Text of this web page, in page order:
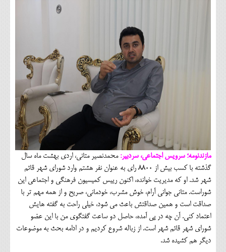
مازندنومه؛ سرویس اجتماعی، سردبیر: محمدنصیر متانی، اردی بهشت ماه سال
گذشته با کسب بیش از 8800 رای به عنوان نفر هشتم وارد شورای شهر قائم
شهر شد. او که مدیریت خوانده، اکنون رییس کمیسیون فرهنگی و اجتماعی این
شوراست. متانی جوانی آرام، خوش مشرب، خودمانی، صریح و از همه مهم تر با
صداقت است و همین صداقتش باعث می شود، خیلی راحت به گفته هایش
اعتماد کنی. آن چه در پی آمده، حاصل دو ساعت گفتگوی من با این عضو
شورای شهر قائم شهر است. از زباله شروع کردیم و در ادامه بحث به موضوعات
دیگر هم کشیده شد.